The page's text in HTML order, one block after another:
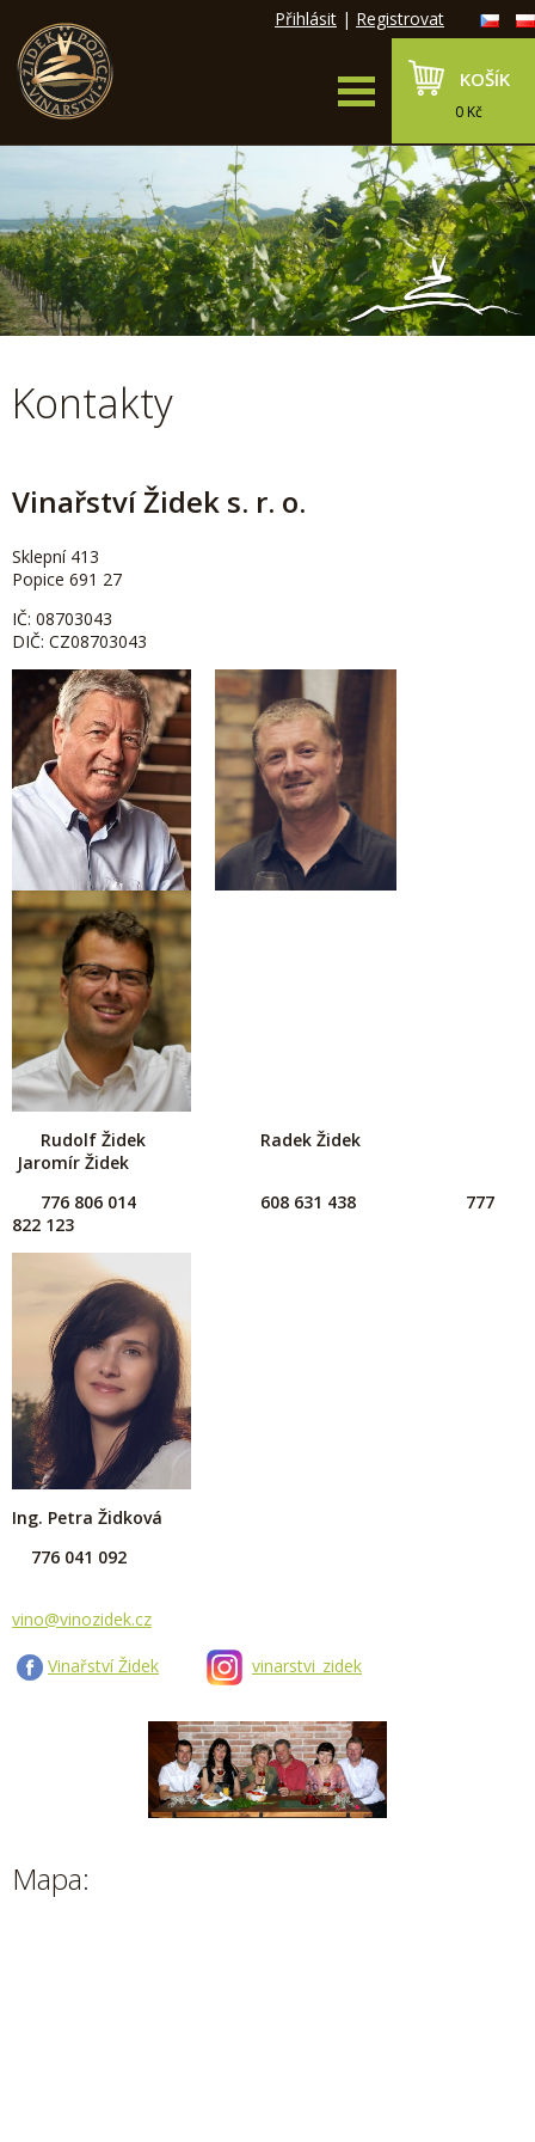
Přihlásit | Registrovat
KOŠÍK
0 Kč
Kontakty
Vinařství Židek s. r. o.
Sklepní 413
Popice 691 27
IČ: 08703043
DIČ: CZ08703043
Rudolf Židek Radek Židek
Jaromír Židek
776 806 014
608 631 438 777
822 123
Ing. Petra Židková
776 041 092
vino@vinozidek.cz
Vinařství Židek vinarstvi_zidek
Mapa: